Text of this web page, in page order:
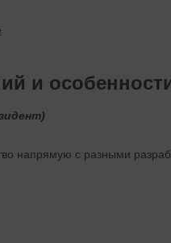
и
напрямую с разными